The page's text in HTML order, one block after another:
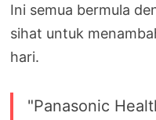
Ini semua bermula
sihat untuk
hari.
"Panasonic